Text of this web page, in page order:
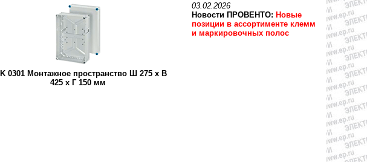
K 0301 Монтажное пространство Ш 275 x В
425 x Г 150 мм
03.02.2026
Новости ПРОВЕНТО: Новые
позиции в ассортименте клемм
и маркировочных полос